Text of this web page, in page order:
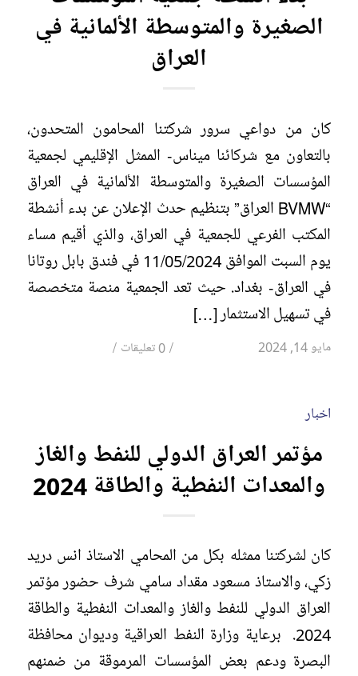
الصغيرة والمتوسطة الألمانية في
العراق
كان من دواعي سرور شركتنا المحامون المتحدون،
بالتعاون مع شركائنا ميناس- الممثل الإقليمي لجمعية
المؤسسات الصغيرة والمتوسطة الألمانية في العراق
“BVMW العراق” بتنظيم حدث الإعلان عن بدء أنشطة
المكتب الفرعي للجمعية في العراق، والذي أقيم مساء
يوم السبت الموافق 11/05/2024 في فندق بابل روتانا
في العراق- بغداد. حيث تعد الجمعية منصة متخصصة
في تسهيل الاستثمار […]
مايو 14, 2024 / 0 تعليقات /
اخبار
مؤتمر العراق الدولي للنفط والغاز
والمعدات النفطية والطاقة 2024
كان لشركتنا ممثله بكل من المحامي الاستاذ انس دريد
زكي، والاستاذ مسعود مقداد سامي شرف حضور مؤتمر
العراق الدولي للنفط والغاز والمعدات النفطية والطاقة
2024. برعاية وزارة النفط العراقية وديوان محافظة
البصرة ودعم بعض المؤسسات المرموقة من ضمنهم